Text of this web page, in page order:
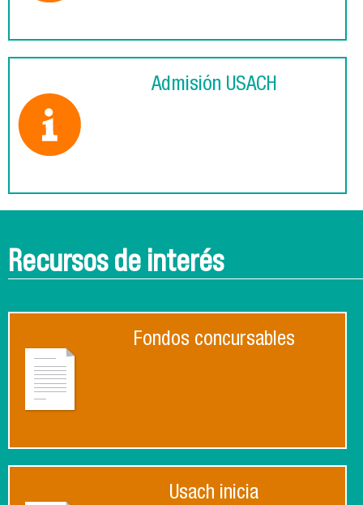
Admisión USACH
Recursos de interés
Fondos concursables
Usach inicia